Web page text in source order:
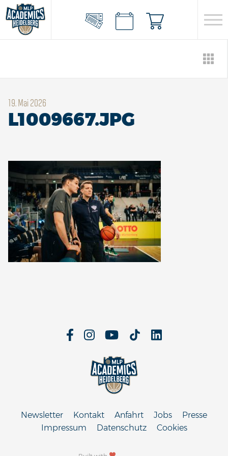
19. Mai 2026
L1009667.JPG
Newsletter Kontakt Anfahrt Jobs
Presse
Impressum
Datenschutz Cookies